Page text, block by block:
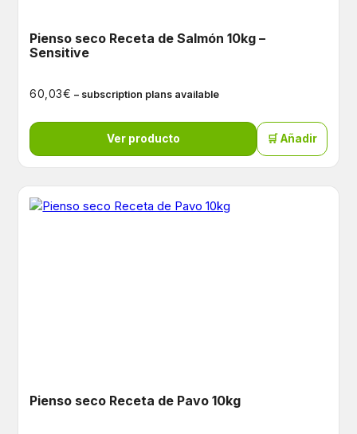
Pienso seco Receta de Salmón 10kg –
Sensitive
60,03€ – subscription plans available
Ver producto 🛒 Añadir
Pienso seco Receta de Pavo 10kg